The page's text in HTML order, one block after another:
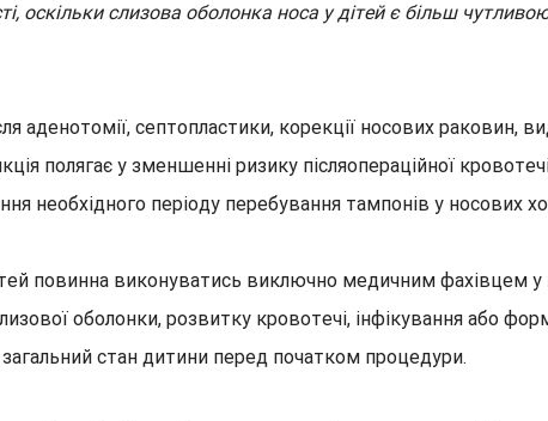
оскільки слизова оболонка носа у дітей є більш
аденотомії, септопластики, корекції носових раковин,
полягає у зменшенні ризику післяопераційної
необхідного періоду перебування тампонів у носових
повинна виконуватись виключно медичним фахівцем у
оболонки, розвитку кровотечі, інфікування або
загальний стан дитини перед початком процедури.